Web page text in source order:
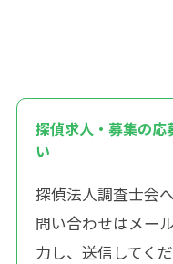
探偵求人・募集の応
い
探偵法人調査士会
問い合わせはメー
力し、送信してく